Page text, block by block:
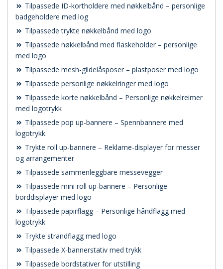
Tilpassede ID-kortholdere med nøkkelbånd – personlige
badgeholdere med log
Tilpassede trykte nøkkelbånd med logo
Tilpassede nøkkelbånd med flaskeholder – personlige
med logo
Tilpassede mesh-glidelåsposer – plastposer med logo
Tilpassede personlige nøkkelringer med logo
Tilpassede korte nøkkelbånd – Personlige nøkkelreimer
med logotrykk
Tilpassede pop up-bannere – Spennbannere med
logotrykk
Trykte roll up-bannere – Reklame-displayer for messer
og arrangementer
Tilpassede sammenleggbare messevegger
Tilpassede mini roll up-bannere – Personlige
borddisplayer med logo
Tilpassede papirflagg – Personlige håndflagg med
logotrykk
Trykte strandflagg med logo
Tilpassede X-bannerstativ med trykk
Tilpassede bordstativer for utstilling